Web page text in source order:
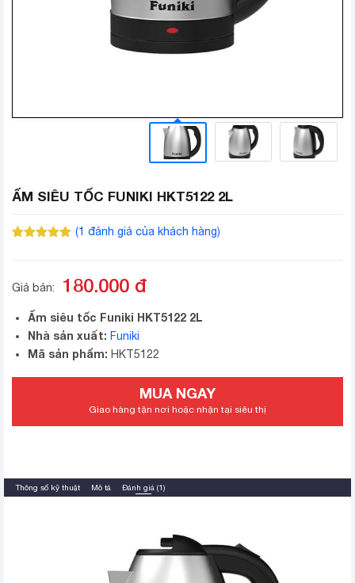
ẤM SIÊU TỐC FUNIKI HKT5122 2L
(1 đánh giá của khách hàng)
Giá bán: 180.000 đ
Ấm siêu tốc Funiki HKT5122 2L
Nhà sản xuất: Funiki
Mã sản phẩm: HKT5122
MUA NGAY
Giao hàng tận nơi hoặc nhận tại siêu thị
Thông số kỹ thuật Mô tả Đánh giá (1)